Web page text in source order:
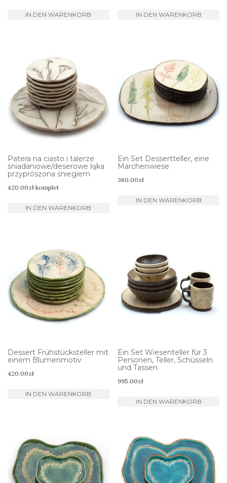
IN DEN WARENKORB IN DEN WARENKORB
Patera na ciasto i talerze
śniadaniowe/deserowe łąka
przyprószona śniegiem
420.00zł komplet
IN DEN WARENKORB
Ein Set Dessertteller, eine
Märchenwiese
360.00zł
IN DEN WARENKORB
Dessert Frühstücksteller mit
einem Blumenmotiv
420.00zł
IN DEN WARENKORB
Ein Set Wiesenteller für 3
Personen, Teller, Schüsseln
und Tassen
995.00zł
IN DEN WARENKORB